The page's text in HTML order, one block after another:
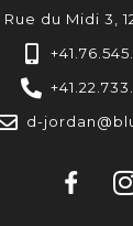
Rue du Midi 3,
d-